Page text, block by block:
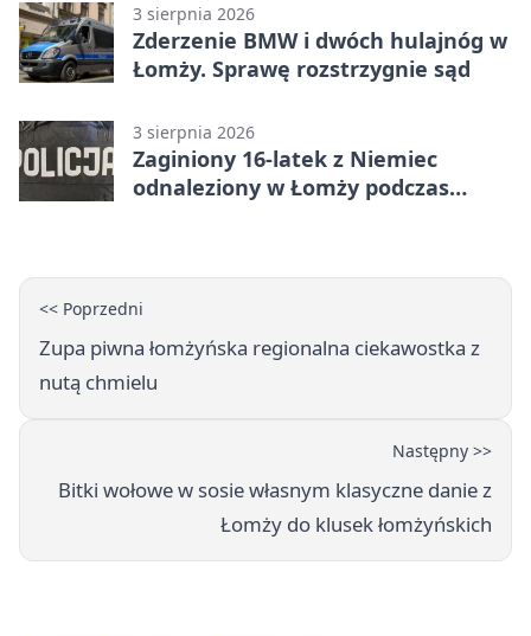
3 sierpnia 2026
Zderzenie BMW i dwóch hulajnóg w
Łomży. Sprawę rozstrzygnie sąd
3 sierpnia 2026
Zaginiony 16-latek z Niemiec
odnaleziony w Łomży podczas
<< Poprzedni
Zupa piwna łomżyńska regionalna ciekawostka z
nutą chmielu
Następny >>
Bitki wołowe w sosie własnym klasyczne danie z
Łomży do klusek łomżyńskich